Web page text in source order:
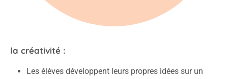
la créativité :
Les élèves développent leurs propres idées sur un